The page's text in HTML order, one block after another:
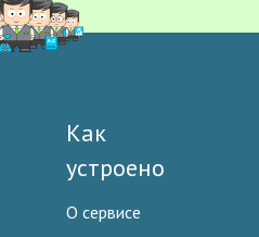
Как
устроено
О сервисе